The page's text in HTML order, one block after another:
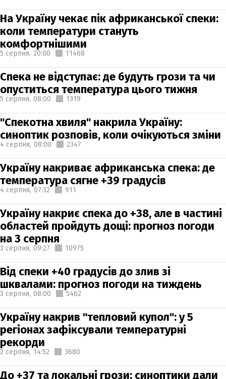
На Україну чекає пік африканської спеки:
коли температури стануть
комфортнішими
5 серпня, 20:00 11468
Спека не відступає: де будуть грози та чи
опуститься температура цього тижня
5 серпня, 08:00 1319
"Спекотна хвиля" накрила Україну:
синоптик розповів, коли очікуються зміни
4 серпня, 08:00 2347
Україну накриває африканська спека: де
температура сягне +39 градусів
4 серпня, 07:32 911
Україну накриє спека до +38, але в частині
областей пройдуть дощі: прогноз погоди
на 3 серпня
3 серпня, 09:27 10975
Від спеки +40 градусів до злив зі
шквалами: прогноз погоди на тиждень
3 серпня, 08:00 5462
Україну накрив "тепловий купол": у 5
регіонах зафіксували температурні
рекорди
2 серпня, 14:52 3680
До +37 та локальні грози: синоптики дали